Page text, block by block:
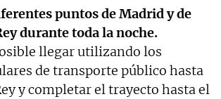
puntos de Madrid y de
durante toda la noche.
llegar utilizando los
de transporte público hasta
y completar el trayecto hasta el